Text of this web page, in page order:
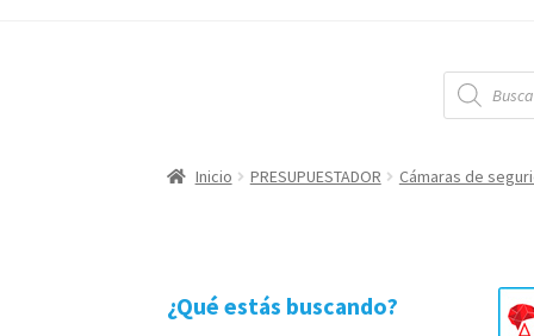
Búsqueda
de
productos
Inicio PRESUPUESTADOR Cámaras de
¿Qué estás buscando?